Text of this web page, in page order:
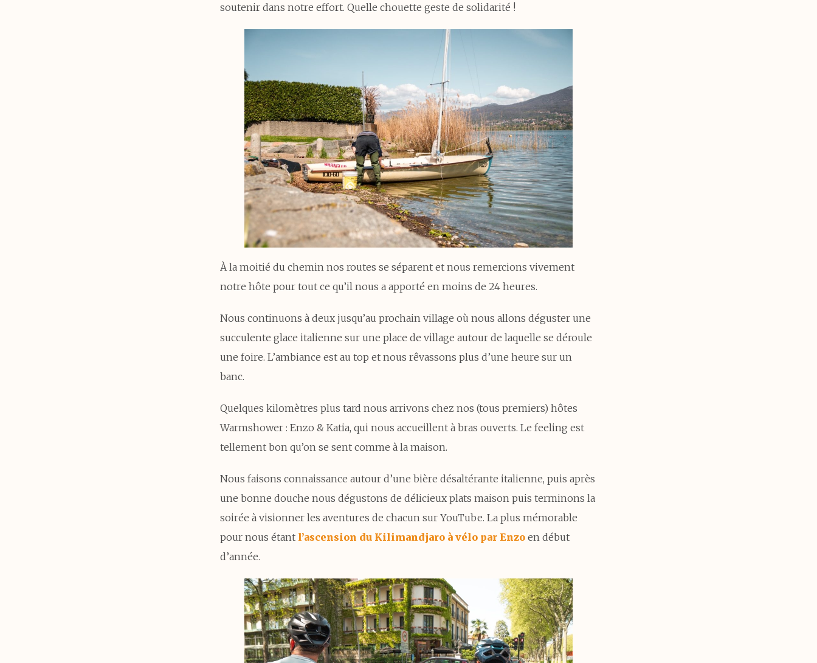
soutenir dans notre effort. Quelle chouette geste de solidarité !
À la moitié du chemin nos routes se séparent et nous remercions vivement
notre hôte pour tout ce qu’il nous a apporté en moins de 24 heures.
Nous continuons à deux jusqu’au prochain village où nous allons déguster une
succulente glace italienne sur une place de village autour de laquelle se déroule
une foire. L’ambiance est au top et nous rêvassons plus d’une heure sur un
banc.
Quelques kilomètres plus tard nous arrivons chez nos (tous premiers) hôtes
Warmshower : Enzo & Katia, qui nous accueillent à bras ouverts. Le feeling est
tellement bon qu’on se sent comme à la maison.
Nous faisons connaissance autour d’une bière désaltérante italienne, puis après
une bonne douche nous dégustons de délicieux plats maison puis terminons la
soirée à visionner les aventures de chacun sur YouTube. La plus mémorable
pour nous étant l’ascension du Kilimandjaro à vélo par Enzo en début
d’année.